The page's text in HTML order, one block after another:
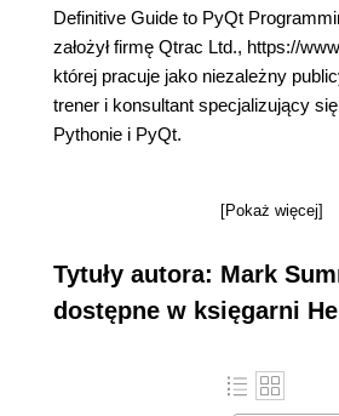
Definitive Guide to PyQt
założył firmę Qtrac Ltd., https://
której pracuje jako niezależny
trener i konsultant specjalizujący
Pythonie i PyQt.
[Pokaż więcej]
Tytuły autora: Mark
dostępne w księgarni